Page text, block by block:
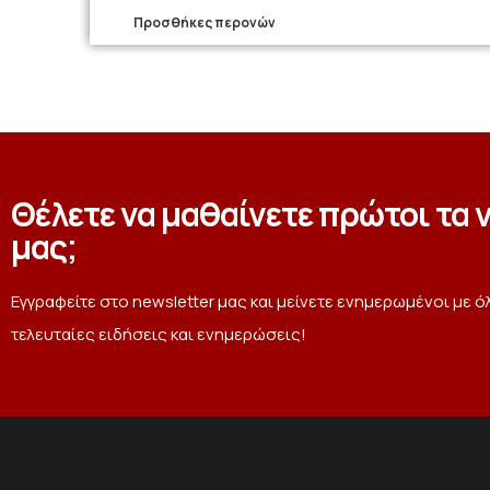
Προσθήκες περονών
Θέλετε να μαθαίνετε πρώτοι τα
μας;
Εγγραφείτε στο newsletter μας και μείνετε ενημερωμένοι με
τελευταίες ειδήσεις και ενημερώσεις!